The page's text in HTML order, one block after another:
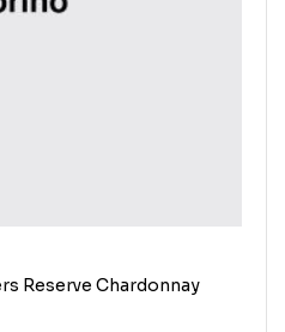
Reserve Chardonnay